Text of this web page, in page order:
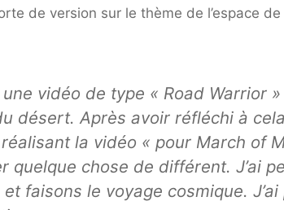
de version sur le thème de l’espace de
vidéo de type « Road Warrior
désert. Après avoir réfléchi à
la vidéo « pour March of
quelque chose de différent. J’ai
faisons le voyage cosmique.